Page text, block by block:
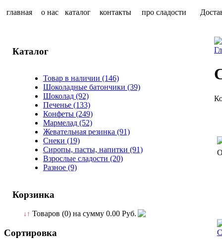
главная о нас каталог контакты про сладости
Каталог
Товар в наличии (146)
Шоколадные батончики (39)
Шоколад (92)
Печенье (133)
Конфеты (249)
Мармелад (52)
Жевательная резинка (91)
Снеки (19)
Сиропы, пасты, напитки (91)
Взрослые сладости (20)
Разное (9)
Корзинка
↓↑ Товаров (0) на сумму 0.00 Руб.
Сортировка